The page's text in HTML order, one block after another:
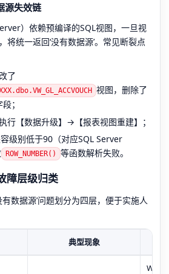
源失效链
）依赖预编译的SQL视图，一旦视
将统一返回‘没有数据源’。常见断裂点
了
视图，删除了
；
行【数据升级】→【报表视图重建】；
级别低于90（对应SQL Server
ROW_NUMBER() 等函数解析失败。
障层级归类
数据源’问题划分为四层，便于实施人
典型现象